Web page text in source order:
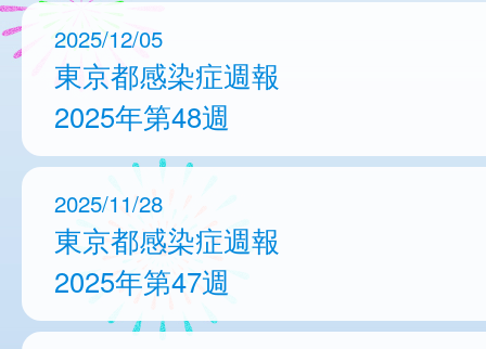
2025/12/05
東京都感染症週報
2025年第48週
2025/11/28
東京都感染症週報
2025年第47週